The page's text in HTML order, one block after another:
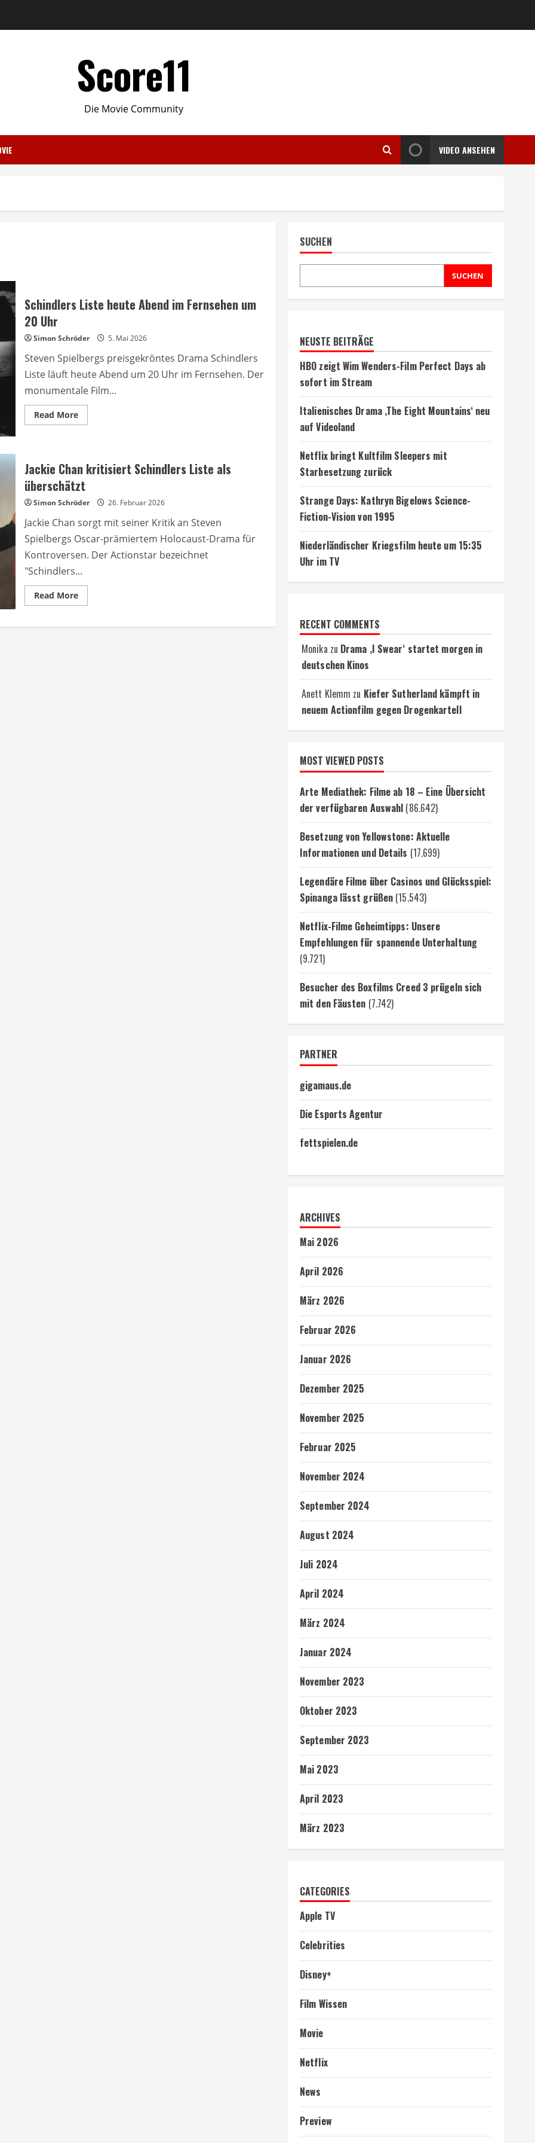
Score11
Die Movie Community
VIDEO ANSEHEN
Schindlers Liste heute Abend im Fernsehen um
20 Uhr
Simon Schröder 5. Mai 2026
Steven Spielbergs preisgekröntes Drama Schindlers
Liste läuft heute Abend um 20 Uhr im Fernsehen. Der
monumentale Film...
Read MoreRead
more
Abend
im
Fernsehen
um
20
Uhr
Jackie Chan kritisiert Schindlers Liste als
überschätzt
Simon Schröder 26. Februar 2026
Jackie Chan sorgt mit seiner Kritik an Steven
Spielbergs Oscar-prämiertem Holocaust-Drama für
Kontroversen. Der Actionstar bezeichnet
"Schindlers...
Read MoreRead
more
Chan
SUCHEN
SUCHEN
NEUSTE BEITRÄGE
HBO zeigt Wim Wenders-Film Perfect Days ab
sofort im Stream
Italienisches Drama ‚The Eight Mountains‘ neu
auf Videoland
Netflix bringt Kultfilm Sleepers mit
Starbesetzung zurück
Strange Days: Kathryn Bigelows Science-
Fiction-Vision von 1995
Niederländischer Kriegsfilm heute um 15:35
Uhr im TV
RECENT COMMENTS
Monika zu Drama ‚I Swear‘ startet morgen in
deutschen Kinos
Anett Klemm zu Kiefer Sutherland kämpft in
neuem Actionfilm gegen Drogenkartell
MOST VIEWED POSTS
Arte Mediathek: Filme ab 18 – Eine Übersicht
der verfügbaren Auswahl (86.642)
Besetzung von Yellowstone: Aktuelle
Informationen und Details (17.699)
Legendäre Filme über Casinos und Glücksspiel:
Spinanga lässt grüßen (15.543)
Netflix-Filme Geheimtipps: Unsere
Empfehlungen für spannende Unterhaltung
(9.721)
Besucher des Boxfilms Creed 3 prügeln sich
mit den Fäusten (7.742)
PARTNER
gigamaus.de
Die Esports Agentur
fettspielen.de
ARCHIVES
Mai 2026
April 2026
März 2026
Februar 2026
Januar 2026
Dezember 2025
November 2025
Februar 2025
November 2024
September 2024
August 2024
Juli 2024
April 2024
März 2024
Januar 2024
November 2023
Oktober 2023
September 2023
Mai 2023
April 2023
März 2023
CATEGORIES
Apple TV
Celebrities
Disney+
Film Wissen
Movie
Netflix
News
Preview